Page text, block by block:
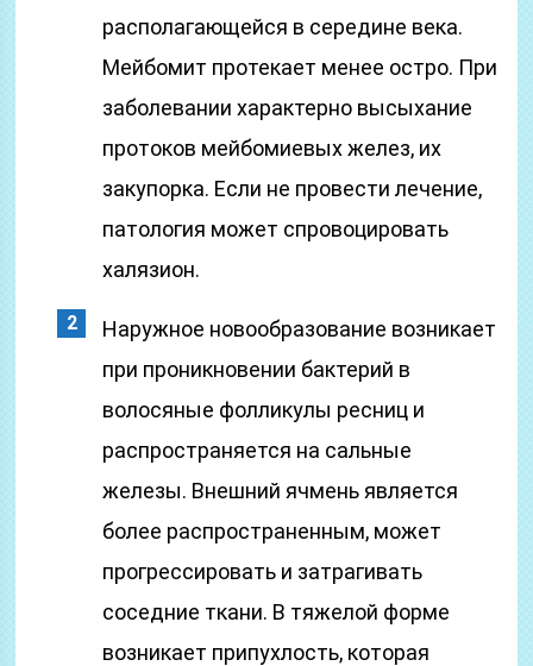
располагающейся в середине века.
Мейбомит протекает менее остро. При
заболевании характерно высыхание
протоков мейбомиевых желез, их
закупорка. Если не провести лечение,
патология может спровоцировать
халязион.
Наружное новообразование возникает
при проникновении бактерий в
волосяные фолликулы ресниц и
распространяется на сальные
железы. Внешний ячмень является
более распространенным, может
прогрессировать и затрагивать
соседние ткани. В тяжелой форме
возникает припухлость, которая